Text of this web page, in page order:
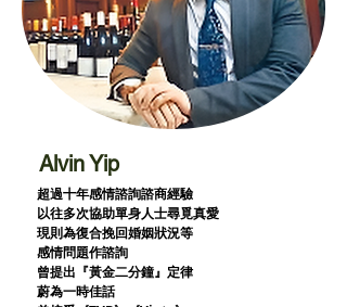
Alvin Yip
超過十年感情諮詢諮商經驗
以往多次協助單身人士尋覓真愛
現則為復合挽回婚姻狀況等
感情問題作諮詢
曾提出『黃金二分鐘』定律
蔚為一時佳話